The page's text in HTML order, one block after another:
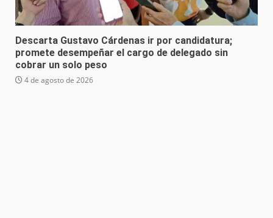
Descarta Gustavo Cárdenas ir por candidatura;
promete desempeñar el cargo de delegado sin
cobrar un solo peso
4 de agosto de 2026